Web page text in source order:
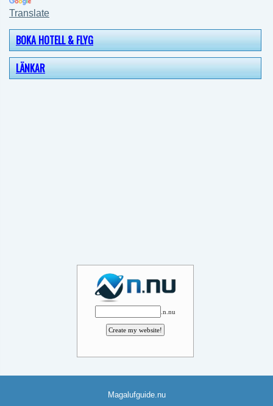
Translate
BOKA HOTELL & FLYG
LÄNKAR
.n.nu
Magalufguide.nu